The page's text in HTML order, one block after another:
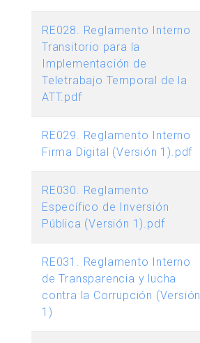
RE028. Reglamento Interno
Transitorio para la
Implementación de
Teletrabajo Temporal de la
ATT.pdf
RE029. Reglamento Interno
Firma Digital (Versión 1).pdf
RE030. Reglamento
Específico de Inversión
Pública (Versión 1).pdf
RE031. Reglamento Interno
de Transparencia y lucha
contra la Corrupción (Versión
1)